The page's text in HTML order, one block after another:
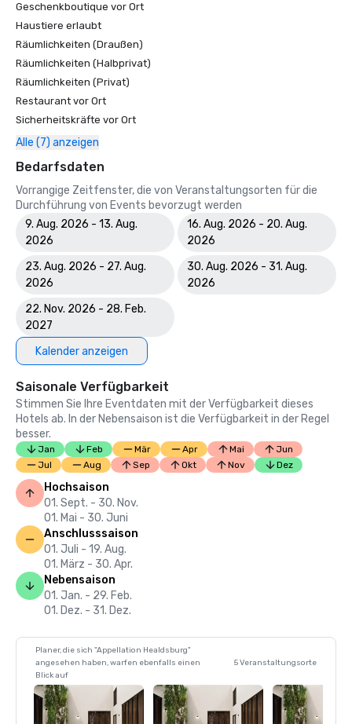
Geschenkboutique vor Ort
Haustiere erlaubt
Räumlichkeiten (Draußen)
Räumlichkeiten (Halbprivat)
Räumlichkeiten (Privat)
Restaurant vor Ort
Sicherheitskräfte vor Ort
Alle (7) anzeigen
Bedarfsdaten
Vorrangige Zeitfenster, die von Veranstaltungsorten für die
Durchführung von Events bevorzugt werden
9. Aug. 2026 - 13. Aug.
2026
16. Aug. 2026 - 20. Aug.
2026
23. Aug. 2026 - 27. Aug.
2026
30. Aug. 2026 - 31. Aug.
2026
22. Nov. 2026 - 28. Feb.
2027
Kalender anzeigen
Saisonale Verfügbarkeit
Stimmen Sie Ihre Eventdaten mit der Verfügbarkeit dieses
Hotels ab. In der Nebensaison ist die Verfügbarkeit in der Regel
besser.
Jan Feb Mär Apr Mai
Jun
Jul
Aug Sep Okt Nov Dez
Hochsaison
01. Sept. - 30. Nov.
01. Mai - 30. Juni
Anschlusssaison
01. Juli - 19. Aug.
01. März - 30. Apr.
Nebensaison
01. Jan. - 29. Feb.
01. Dez. - 31. Dez.
Planer, die sich "Appellation Healdsburg"
angesehen haben, warfen ebenfalls einen
Blick auf
5 Veranstaltungsorte